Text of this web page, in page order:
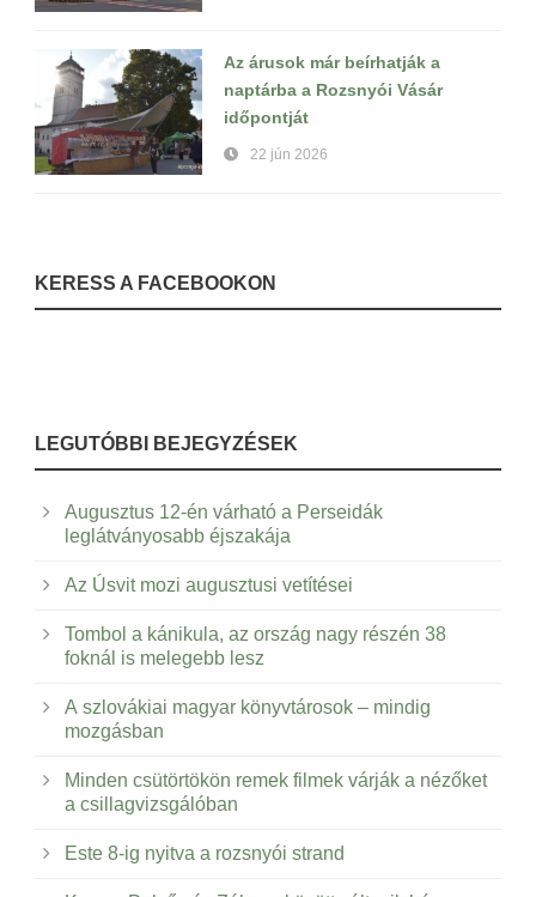
Az árusok már beírhatják a
naptárba a Rozsnyói Vásár
időpontját
22 jún 2026
KERESS A FACEBOOKON
LEGUTÓBBI BEJEGYZÉSEK
Augusztus 12-én várható a Perseidák
leglátványosabb éjszakája
Az Úsvit mozi augusztusi vetítései
Tombol a kánikula, az ország nagy részén 38
foknál is melegebb lesz
A szlovákiai magyar könyvtárosok – mindig
mozgásban
Minden csütörtökön remek filmek várják a nézőket
a csillagvizsgálóban
Este 8-ig nyitva a rozsnyói strand